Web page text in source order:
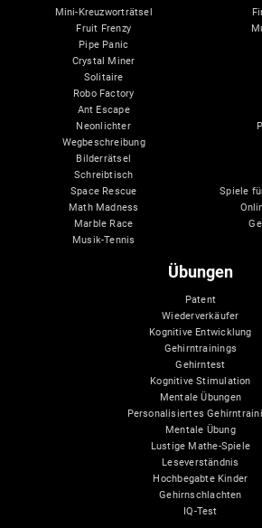
Mini-Kreuzworträtsel
Fruit Frenzy
Pipe Panic
Crystal Miner
Solitaire
Robo Factory
Ant Escape
Neonlichter
Wegbeschreibung
Bilderrätsel
Schreibtisch
Space Rescue
Math Madness
Marble Race
Musik-Tennis
Spiele
Übungen
Patent
Wiederverkäufer
Kognitive Entwicklung
Gehirntrainings
Gehirntest
Kognitive Stimulation
Mentale Übungen
Personalisiertes
Mentale Übung
Lustige Mathe-Spiele
Leseverständnis
Hochbegabte Kinder
Gehirnschlachten
IQ-Test